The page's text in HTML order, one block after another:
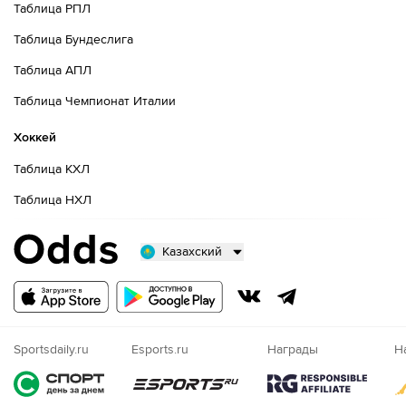
Таблица РПЛ
Таблица Бундеслига
Таблица АПЛ
Таблица Чемпионат Италии
Хоккей
Таблица КХЛ
Таблица НХЛ
Казахский
Русский
Nigeria
Sportsdaily.ru Esports.ru Награды